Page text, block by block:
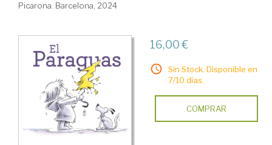
Picarona. Barcelona, 2024
16,00 €
Sin Stock. Disponible en
7/10 días.
COMPRAR